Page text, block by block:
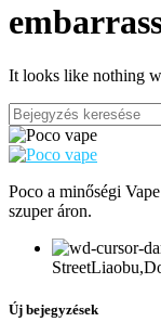
It looks like nothing
Poco a minőségi
szuper áron.
Új bejegyzések